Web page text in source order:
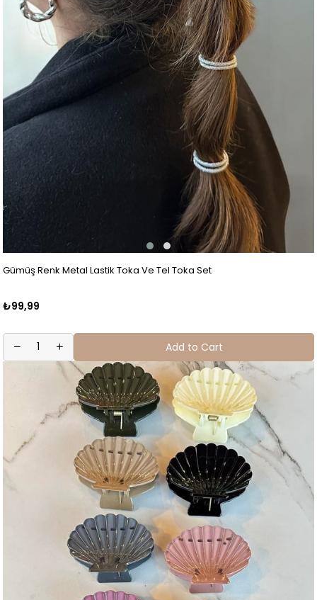
Gümüş Renk Metal Lastik Toka Ve Tel Toka Set
₺99,99
Add to Cart